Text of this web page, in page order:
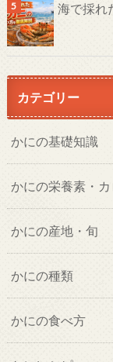
海で採れ
カテゴリー
かにの基礎知識
かにの栄養素・
かにの産地・旬
かにの種類
かにの食べ方